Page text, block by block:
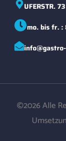
UFERSTR.
mo. bis fr. :
©2026 Alle